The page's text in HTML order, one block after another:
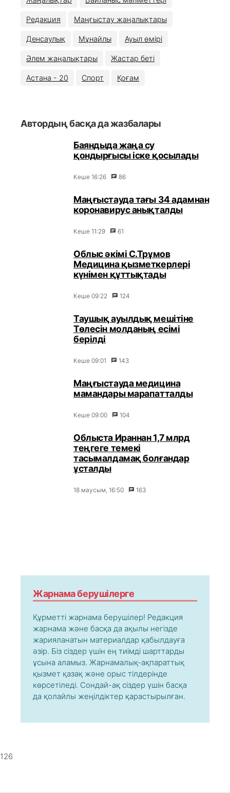
Редакция Маңғыстау жаңалықтары
Денсаулық Мұнайлы Ауыл өмірі
Әлем жаңалықтары Жастар беті
Астана - 20 Спорт Қоғам
Автордың басқа да жазбалары
Баяндыда жаңа су
қондырғысы іске қосылады
Кеше 16:26 86
Маңғыстауда тағы 34 адамнан
коронавирус анықталды
Кеше 11:29 61
Облыс әкімі С.Трұмов
Медицина қызметкерлері
күнімен құттықтады
Кеше 09:22 124
Таушық ауылдық мешітіне
Төлесін молданың есімі
берілді
Кеше 09:01 143
Маңғыстауда медицина
мамандары марапатталды
Кеше 09:00 104
Облыста Ираннан 1,7 млрд
теңгеге темекі
тасымалдамақ болғандар
ұсталды
18 маусым, 16:50 163
Жарнама берушілерге
Құрметті жарнама берушілер! Редакция
жарнама және басқа да ақылы негізде
жарияланатын материалдар қабылдауға
әзір. Біз сіздер үшін ең тиімді шарттарды
ұсына аламыз. Жарнамалық-ақпараттық
қызмет қазақ және орыс тілдерінде
көрсетіледі. Сондай-ақ сіздер үшін басқа
да қолайлы жеңілдіктер қарастырылған.
126